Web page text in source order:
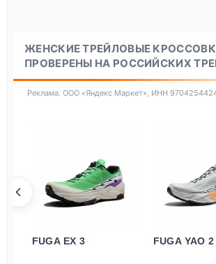
ЖЕНСКИЕ ТРЕЙЛОВЫЕ
ПРОВЕРЕНЫ НА РОССИЙСКИХ
Реклама. ООО «Яндекс Маркет», ИНН
FUGA EX 3 FUGA YAO 2